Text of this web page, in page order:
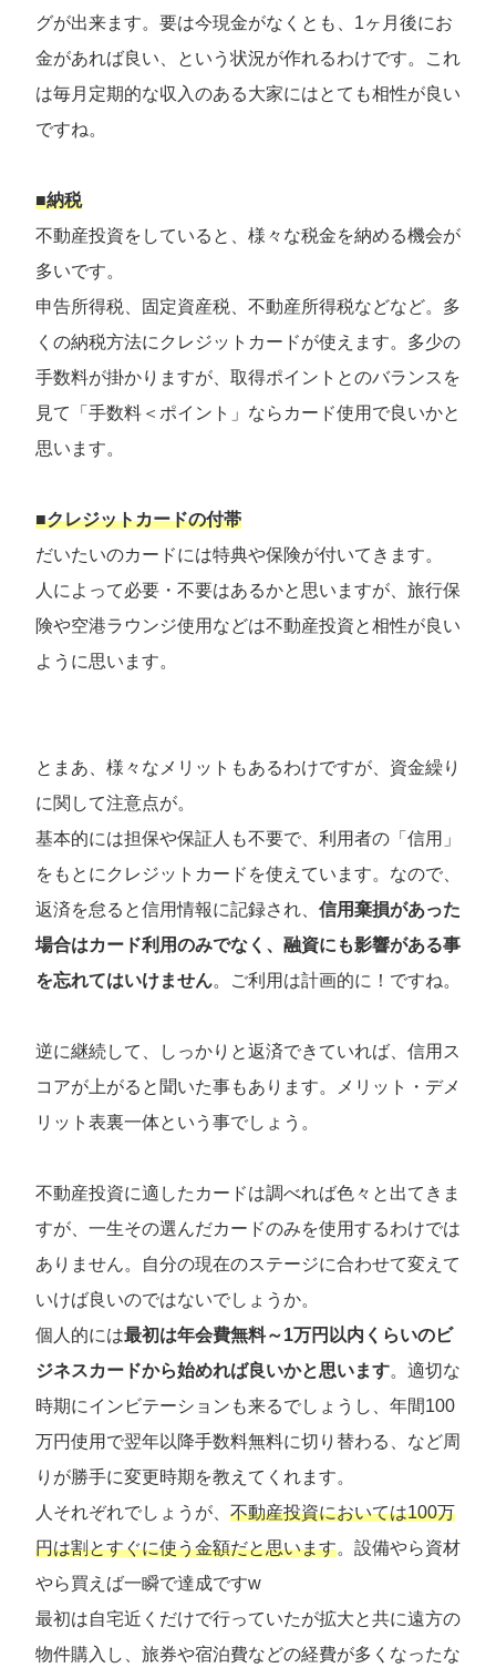
グが出来ます。要は今現金がなくとも、1ヶ月後にお
金があれば良い、という状況が作れるわけです。これ
は毎月定期的な収入のある大家にはとても相性が良い
ですね。
■納税
不動産投資をしていると、様々な税金を納める機会が
多いです。
申告所得税、固定資産税、不動産所得税などなど。多
くの納税方法にクレジットカードが使えます。多少の
手数料が掛かりますが、取得ポイントとのバランスを
見て「手数料＜ポイント」ならカード使用で良いかと
思います。
■クレジットカードの付帯
だいたいのカードには特典や保険が付いてきます。
人によって必要・不要はあるかと思いますが、旅行保
険や空港ラウンジ使用などは不動産投資と相性が良い
ように思います。
とまあ、様々なメリットもあるわけですが、資金繰り
に関して注意点が。
基本的には担保や保証人も不要で、利用者の「信用」
をもとにクレジットカードを使えています。なので、
返済を怠ると信用情報に記録され、 信用棄損があった
場合はカード利用のみでなく、融資にも影響がある事
を忘れてはいけません。ご利用は計画的に！ですね。
逆に継続して、しっかりと返済できていれば、信用ス
コアが上がると聞いた事もあります。メリット・デメ
リット表裏一体という事でしょう。
不動産投資に適したカードは調べれば色々と出てきま
すが、一生その選んだカードのみを使用するわけでは
ありません。自分の現在のステージに合わせて変えて
いけば良いのではないでしょうか。
個人的には最初は年会費無料～1万円以内くらいのビ
ジネスカードから始めれば良いかと思います。適切な
時期にインビテーションも来るでしょうし、年間100
万円使用で翌年以降手数料無料に切り替わる、など周
りが勝手に変更時期を教えてくれます。
人それぞれでしょうが、 不動産投資においては100万
円は割とすぐに使う金額だと思います。設備やら資材
やら買えば一瞬で達成ですw
最初は自宅近くだけで行っていたが拡大と共に遠方の
物件購入し、旅券や宿泊費などの経費が多くなったな